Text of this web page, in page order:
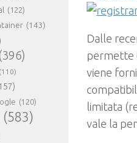
Dalle
permette
viene
limitata
vale la
(122)
(143)
(110)
(120)
(583)